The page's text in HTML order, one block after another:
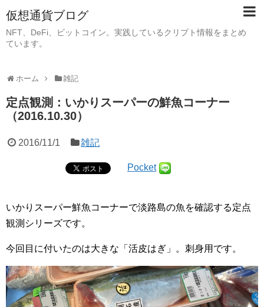
仮想通貨ブログ
NFT、DeFi、ビットコイン。実践しているクリプト情報をまとめ
ています。
ホーム 雑記
定点観測：いかりスーパーの鮮魚コーナー
（2016.10.30）
2016/11/1 雑記
Pocket
いかりスーパー鮮魚コーナーで淡路島の魚を確認する定点
観測シリーズです。
今回目に付いたのは大きな「活皮はぎ」。刺身用です。